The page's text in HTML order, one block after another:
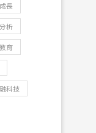
長
析
育
科技